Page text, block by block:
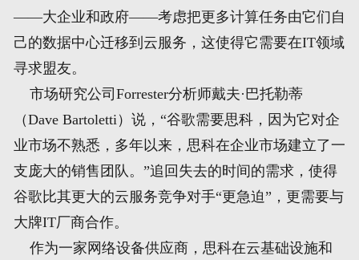
——大企业和政府——考虑把更多计算任务由它们自
己的数据中心迁移到云服务，这使得它需要在IT领域
寻求盟友。
市场研究公司Forrester分析师戴夫·巴托勒蒂
（Dave Bartoletti）说，“谷歌需要思科，因为它对企
业市场不熟悉，多年以来，思科在企业市场建立了一
支庞大的销售团队。”追回失去的时间的需求，使得
谷歌比其更大的云服务竞争对手“更急迫”，更需要与
大牌IT厂商合作。
作为一家网络设备供应商，思科在云基础设施和